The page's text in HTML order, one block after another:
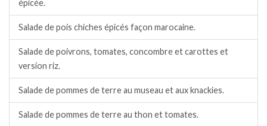
épicée.
Salade de pois chiches épicés façon marocaine.
Salade de poivrons, tomates, concombre et carottes et
version riz.
Salade de pommes de terre au museau et aux knackies.
Salade de pommes de terre au thon et tomates.